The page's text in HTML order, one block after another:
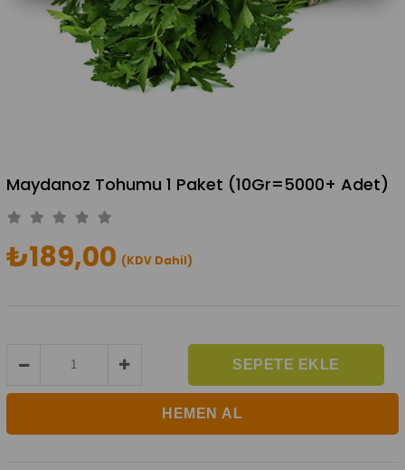
Maydanoz Tohumu 1 Paket (10Gr=5000+ Adet)
₺189,00 (KDV Dahil)